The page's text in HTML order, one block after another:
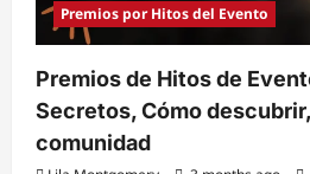
Premios por Hitos del Evento
Premios de Hitos de
Secretos, Cómo
comunidad